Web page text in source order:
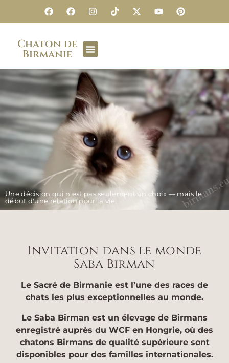
Chaton de
Birmanie
Une décision qui n'est pas seulement un choix — mais le
début d'une relation pour la vie.
Invitation dans le monde
Saba Birman
Le Sacré de Birmanie est l’une des races de
chats les plus exceptionnelles au monde.
Le Saba Birman est un élevage de Birmans
enregistré auprès du WCF en Hongrie, où des
chatons Birmans de qualité supérieure sont
disponibles pour des familles internationales.